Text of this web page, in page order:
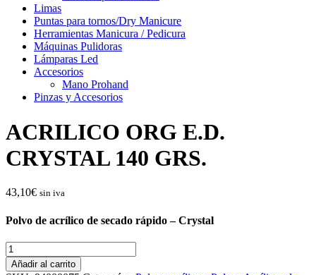
Limas
Puntas para tornos/Dry Manicure
Herramientas Manicura / Pedicura
Máquinas Pulidoras
Lámparas Led
Accesorios
Mano Prohand
Pinzas y Accesorios
ACRILICO ORG E.D.
CRYSTAL 140 GRS.
43,10€ sin iva
Polvo de acrílico de secado rápido – Crystal
ACRILICO
ORG
E.D.
Añadir al carrito